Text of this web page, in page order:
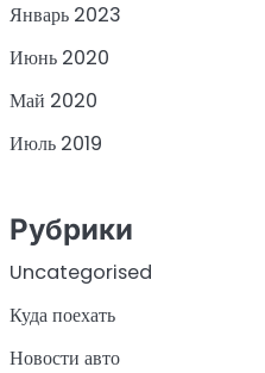
Январь 2023
Июнь 2020
Май 2020
Июль 2019
Рубрики
Uncategorised
Куда поехать
Новости авто